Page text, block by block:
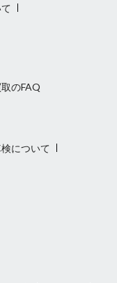
のFAQ
について